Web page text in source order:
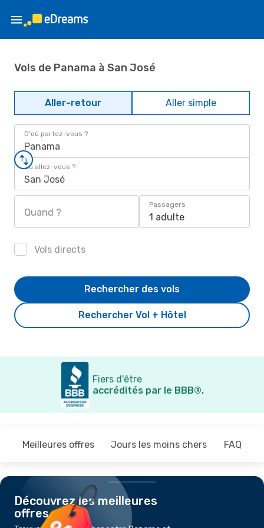
Vols de Panama à San José
Aller-retour Aller simple
D'où partez-vous ?
Panama
Où allez-vous ?
San José
Quand ?
Passagers
1 adulte
Vols directs
Rechercher Vol + Hôtel
Rechercher des vols
Fiers d'être
accrédités par le BBB®.
Meilleures offres Jours les moins chers FAQ
Découvrez les meilleures
offres